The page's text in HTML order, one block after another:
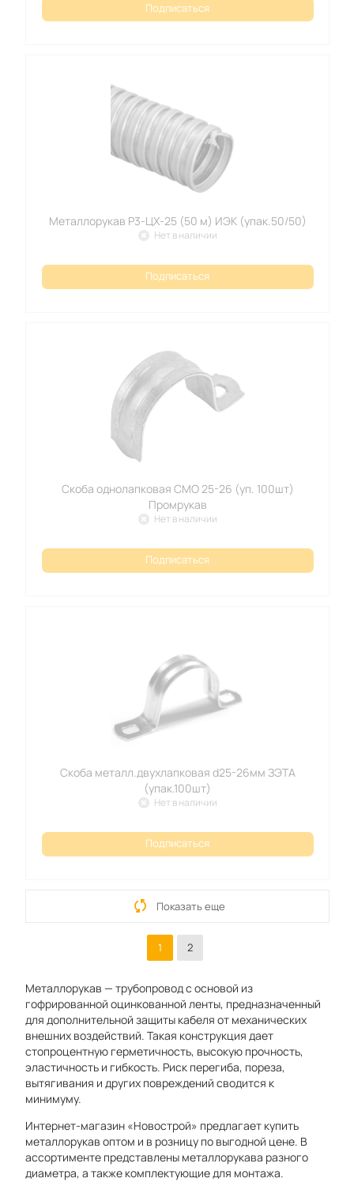
Подписаться
Металлорукав Р3-ЦХ-25 (50 м) ИЭК (упак.50/50)
Нет в наличии
Подписаться
Скоба однолапковая СМО 25-26 (уп. 100шт)
Промрукав
Нет в наличии
Подписаться
Скоба металл.двухлапковая d25-26мм ЗЭТА
(упак.100шт)
Нет в наличии
Подписаться
Показать еще
1 2
Металлорукав — трубопровод с основой из
гофрированной оцинкованной ленты, предназначенный
для дополнительной защиты кабеля от механических
внешних воздействий. Такая конструкция дает
стопроцентную герметичность, высокую прочность,
эластичность и гибкость. Риск перегиба, пореза,
вытягивания и других повреждений сводится к
минимуму.
Интернет-магазин «Новострой» предлагает купить
металлорукав оптом и в розницу по выгодной цене. В
ассортименте представлены металлорукава разного
диаметра, а также комплектующие для монтажа.